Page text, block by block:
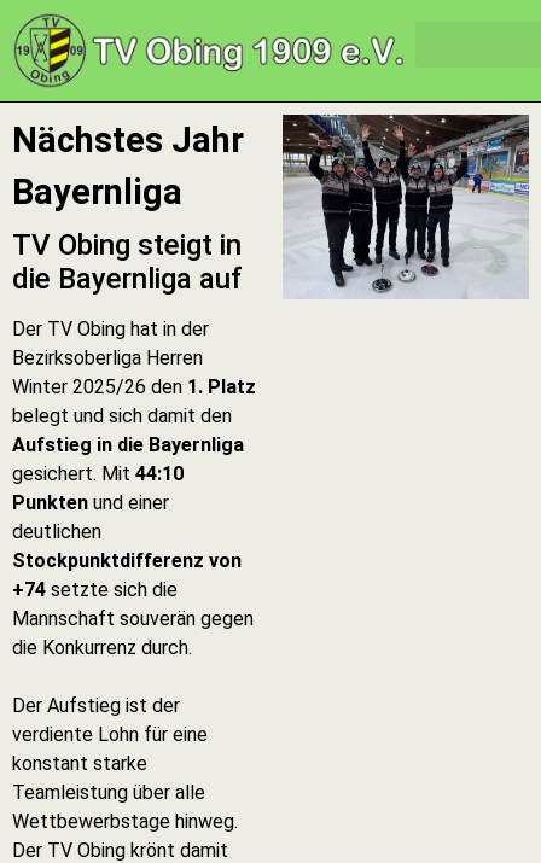
Nächstes Jahr
Bayernliga
TV Obing steigt in
die Bayernliga auf
Der TV Obing hat in der
Bezirksoberliga Herren
Winter 2025/26 den 1. Platz
belegt und sich damit den
Aufstieg in die Bayernliga
gesichert. Mit 44:10
Punkten und einer
deutlichen
Stockpunktdifferenz von
+74 setzte sich die
Mannschaft souverän gegen
die Konkurrenz durch.
Der Aufstieg ist der
verdiente Lohn für eine
konstant starke
Teamleistung über alle
Wettbewerbstage hinweg.
Der TV Obing krönt damit